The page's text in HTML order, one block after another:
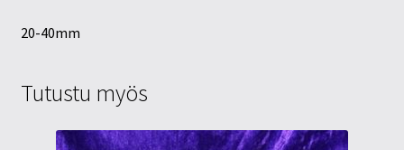
20-40mm
Tutustu myös